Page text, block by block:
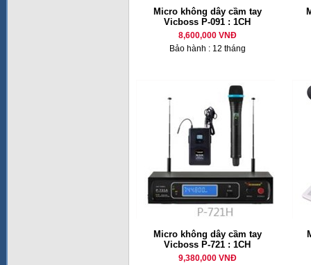
Micro không dây cầm tay
Vicboss P-091 : 1CH
8,600,000 VNĐ
Bảo hành : 12 tháng
Micro không dây cầm tay
Vicboss P-721 : 1CH
9,380,000 VNĐ